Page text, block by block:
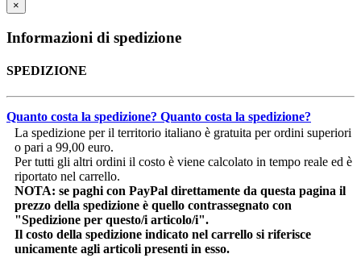
×
Informazioni di spedizione
SPEDIZIONE
Quanto costa la spedizione? Quanto costa la spedizione?
La spedizione per il territorio italiano è gratuita per ordini superiori
o pari a 99,00 euro.
Per tutti gli altri ordini il costo è viene calcolato in tempo reale ed è
riportato nel carrello.
NOTA: se paghi con PayPal direttamente da questa pagina il
prezzo della spedizione è quello contrassegnato con
"Spedizione per questo/i articolo/i".
Il costo della spedizione indicato nel carrello si riferisce
unicamente agli articoli presenti in esso.